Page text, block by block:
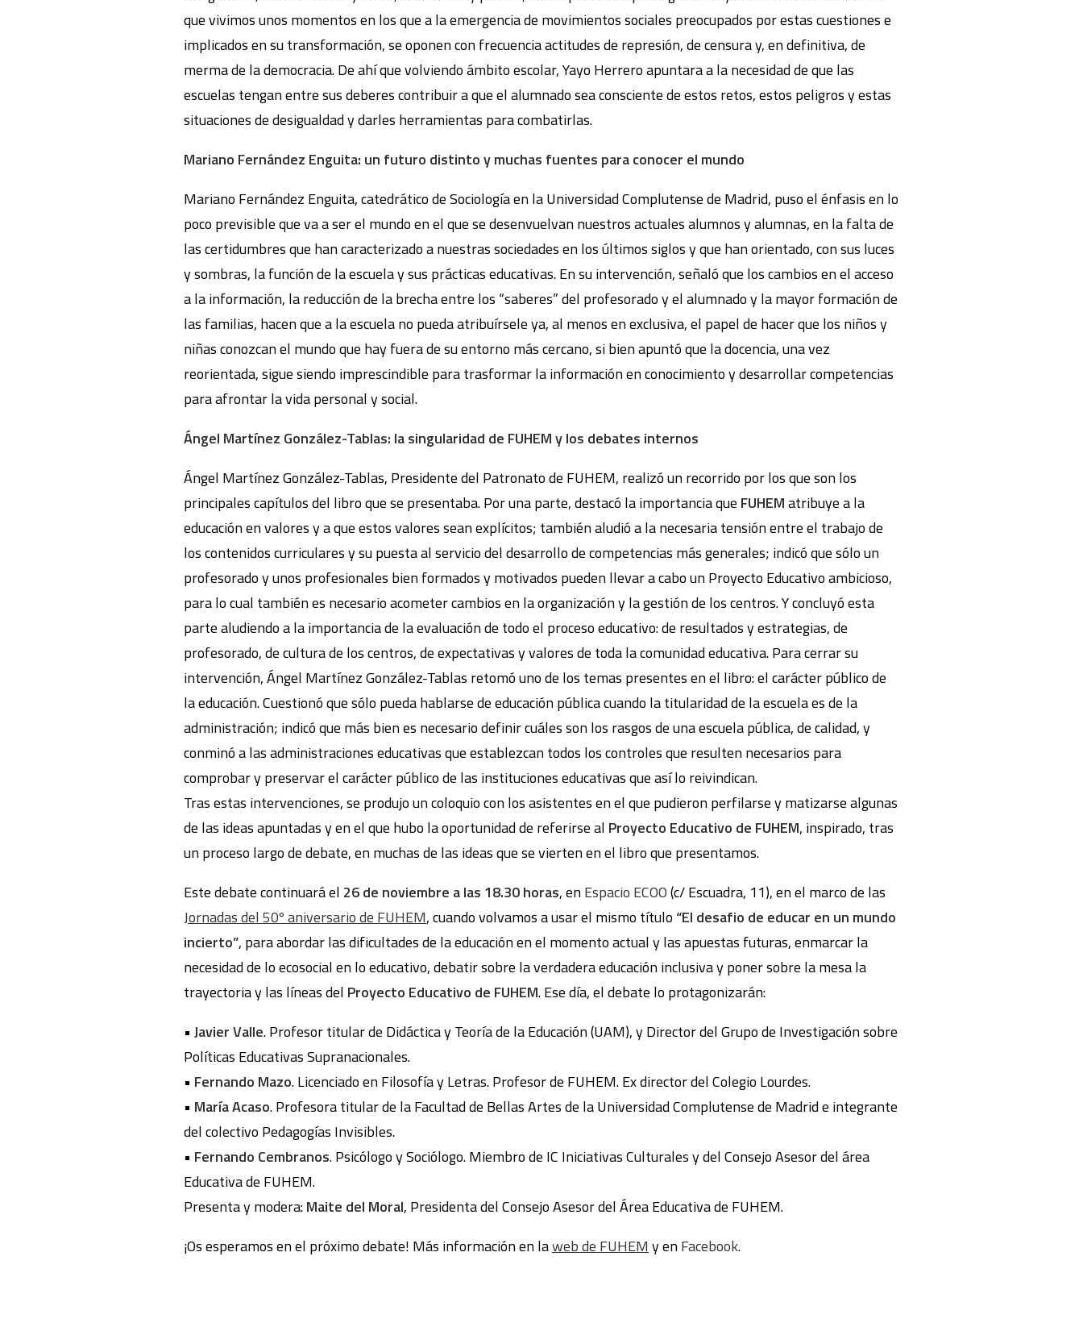
que vivimos unos momentos en los que a la emergencia de movimientos sociales preocupados por estas cuestiones e
implicados en su transformación, se oponen con frecuencia actitudes de represión, de censura y, en definitiva, de
merma de la democracia. De ahí que volviendo ámbito escolar, Yayo Herrero apuntara a la necesidad de que las
escuelas tengan entre sus deberes contribuir a que el alumnado sea consciente de estos retos, estos peligros y estas
situaciones de desigualdad y darles herramientas para combatirlas.
Mariano Fernández Enguita: un futuro distinto y muchas fuentes para conocer el mundo
Mariano Fernández Enguita, catedrático de Sociología en la Universidad Complutense de Madrid, puso el énfasis en lo
poco previsible que va a ser el mundo en el que se desenvuelvan nuestros actuales alumnos y alumnas, en la falta de
las certidumbres que han caracterizado a nuestras sociedades en los últimos siglos y que han orientado, con sus luces
y sombras, la función de la escuela y sus prácticas educativas. En su intervención, señaló que los cambios en el acceso
a la información, la reducción de la brecha entre los “saberes” del profesorado y el alumnado y la mayor formación de
las familias, hacen que a la escuela no pueda atribuírsele ya, al menos en exclusiva, el papel de hacer que los niños y
niñas conozcan el mundo que hay fuera de su entorno más cercano, si bien apuntó que la docencia, una vez
reorientada, sigue siendo imprescindible para trasformar la información en conocimiento y desarrollar competencias
para afrontar la vida personal y social.
Ángel Martínez González-Tablas: la singularidad de FUHEM y los debates internos
Ángel Martínez González-Tablas, Presidente del Patronato de FUHEM, realizó un recorrido por los que son los
principales capítulos del libro que se presentaba. Por una parte, destacó la importancia que FUHEMatribuye a la
educación en valores y a que estos valores sean explícitos; también aludió a la necesaria tensión entre el trabajo de
los contenidos curriculares y su puesta al servicio del desarrollo de competencias más generales; indicó que sólo un
profesorado y unos profesionales bien formados y motivados pueden llevar a cabo un Proyecto Educativo ambicioso,
para lo cual también es necesario acometer cambios en la organización y la gestión de los centros. Y concluyó esta
parte aludiendo a la importancia de la evaluación de todo el proceso educativo: de resultados y estrategias, de
profesorado, de cultura de los centros, de expectativas y valores de toda la comunidad educativa. Para cerrar su
intervención, Ángel Martínez González-Tablas retomó uno de los temas presentes en el libro: el carácter público de
la educación. Cuestionó que sólo pueda hablarse de educación pública cuando la titularidad de la escuela es de la
administración; indicó que más bien es necesario definir cuáles son los rasgos de una escuela pública, de calidad, y
conminó a las administraciones educativas que establezcan todos los controles que resulten necesarios para
comprobar y preservar el carácter público de las instituciones educativas que así lo reivindican.
Tras estas intervenciones, se produjo un coloquio con los asistentes en el que pudieron perfilarse y matizarse algunas
de las ideas apuntadas y en el que hubo la oportunidad de referirse al Proyecto Educativo de FUHEM, inspirado, tras
un proceso largo de debate, en muchas de las ideas que se vierten en el libro que presentamos.
Este debate continuará el 26 de noviembre a las 18.30 horas, enEspacio ECOO(c/ Escuadra, 11), en el marco de las
Jornadas del 50º aniversario de FUHEM, cuando volvamos a usar el mismo título “El desafio de educar en un mundo
incierto”, para abordar las dificultades de la educación en el momento actual y las apuestas futuras, enmarcar la
necesidad de lo ecosocial en lo educativo, debatir sobre la verdadera educación inclusiva y poner sobre la mesa la
trayectoria y las líneas del Proyecto Educativo de FUHEM. Ese día, el debate lo protagonizarán:
• Javier Valle. Profesor titular de Didáctica y Teoría de la Educación (UAM), y Director del Grupo de Investigación sobre
Políticas Educativas Supranacionales.
• Fernando Mazo. Licenciado en Filosofía y Letras. Profesor de FUHEM. Ex director del Colegio Lourdes.
• María Acaso. Profesora titular de la Facultad de Bellas Artes de la Universidad Complutense de Madrid e integrante
del colectivo Pedagogías Invisibles.
• Fernando Cembranos. Psicólogo y Sociólogo. Miembro de IC Iniciativas Culturales y del Consejo Asesor del área
Educativa de FUHEM.
Presenta y modera:Maite del Moral, Presidenta del Consejo Asesor del Área Educativa de FUHEM.
¡Os esperamos en el próximo debate! Más información en laweb de FUHEM y enFacebook.